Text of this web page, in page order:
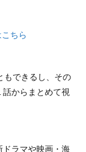
ちら
できるし、 その
からまとめて視
ラマや映画・海